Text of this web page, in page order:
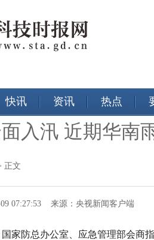
快讯 资讯 热点
入汛 近期华南
正文
09 07:27:53 来源：央视新闻客户端
国家防总办公室、应急管理部会商